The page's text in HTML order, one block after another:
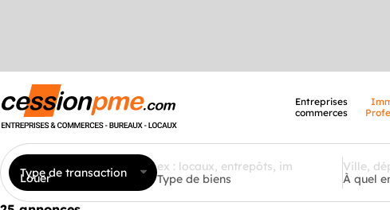
Entreprises
commerces
Type de transaction
Louer Type de biens À quel